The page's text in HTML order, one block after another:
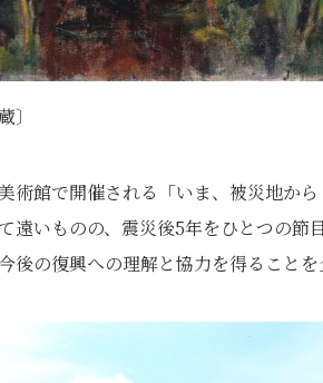
術館で開催される「いま、被災地か
遠いものの、震災後5年をひとつの節
の復興への理解と協力を得ることを